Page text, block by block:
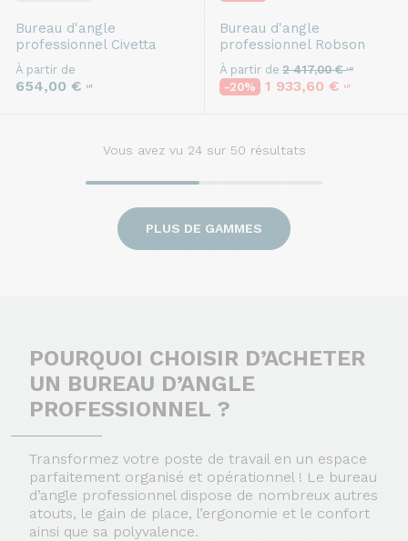
POURQUOI CHOISIR D’ACHETER
UN BUREAU D’ANGLE
PROFESSIONNEL ?
Transformez votre poste de travail en un espace
parfaitement organisé et opérationnel ! Le bureau
d’angle professionnel dispose de nombreux autres
atouts, le gain de place, l’ergonomie et le confort
ainsi que sa polyvalence.
Bureau d'angle
professionnel Civetta
À partir de
654,00 € HT
Bureau d'angle
professionnel Robson
À partir de 2 417,00 €HT
-20% 1 933,60 € HT
Vous avez vu 24sur 50 résultats
PLUS DE GAMMES